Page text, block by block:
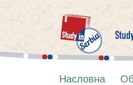
Насловна